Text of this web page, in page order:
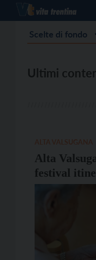
Scelte di fondo
Ultimi
Alta
festival
l’Alzheimer